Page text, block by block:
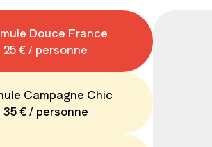
Douce France
25 € / personne
Campagne Chic
35 € / personne